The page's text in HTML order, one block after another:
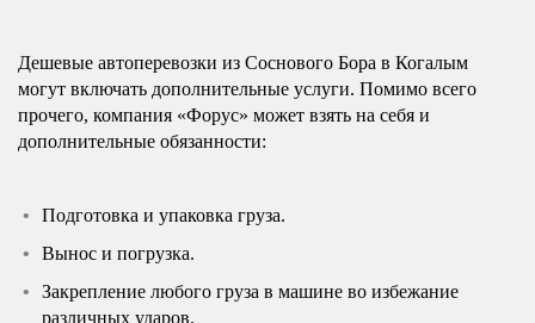
Дешевые автоперевозки из Соснового Бора в Когалым
могут включать дополнительные услуги. Помимо всего
прочего, компания «Форус» может взять на себя и
дополнительные обязанности:
Подготовка и упаковка груза.
Вынос и погрузка.
Закрепление любого груза в машине во избежание
различных ударов.